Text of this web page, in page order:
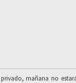
mañana no